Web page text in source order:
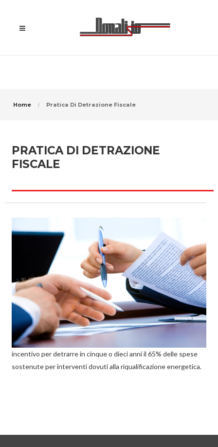
Home Pratica Di Detrazione Fiscale
PRATICA DI DETRAZIONE
FISCALE
incentivo per detrarre in cinque o dieci anni il 65% delle spese
sostenute per interventi dovuti alla riqualificazione energetica.